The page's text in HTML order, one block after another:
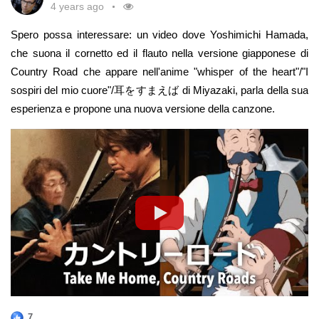
solo per convenienza!? Mediamente i giapponesi hanno
troppo estroverso come un po' aggressivo. Per quello
non lo gradiscono. Per mia esperienza i giapponesi sono
molto più severi con loro stessi che con gli stranieri, a
cui spesso giustificano senza problemi quelle che
possono apparire ai loro occhi come delle piccole
stravaganze. Però sono mediamente più introversi di noi
e fanno un po' di fatica ad aprirsi per cui hanno bisogno
di tempi un po' più lunghi e di non sentirsi giudicati. Una
comunicazione molto espansiva li può far sentire sotto
pressione e in qualche modo in pericolo, per cui
intimidirli ancora di più. Anche qualora intuiscano che la
persona è anche autenticamente gentile oltre che
amichevole. Per questo motivo e anche per "l'
ottimizzazione del tempo" 😄concedono la loro amicizia
solo quando ritengono che lo sforzo di mettersi un po' in
della lingua diverse, non sarebbe nemmeno
auspicabile avere una classe tradizionale in cui
ad una certa ora si fa lezione e si progredisce
tutti insieme. Ci sono modalità più efficenti. Gli
iscritti decideranno di innestarsi in punti differenti
del corso, non necessariamente all'inizio.
Questo però secondo me non è per nulla un
male, anzi utile per non perdere tempo su cose
che già si conoscono e anche poter contare
sull'aiuto di chi, poco prima di noi, ha avuto le
stesse incertezze e ha trovato il modo di
risolverle. Queste esperienze dovrebbero
divertare, piccoli agganci lasciati lì per aiutare gli
altri nel progredire più speditamente. Queste mini
interventi, insieme ai contributi di chi invece il
4 years ago
Spero possa interessare: un video dove Yoshimichi Hamada,
che suona il cornetto ed il flauto nella versione giapponese di
Country Road che appare nell'anime "whisper of the heart"/"I
sospiri del mio cuore"/耳をすまえば di Miyazaki, parla della sua
esperienza e propone una nuova versione della canzone.
7